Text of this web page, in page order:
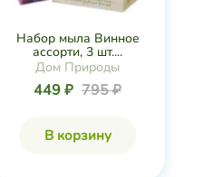
Набор мыла Винное
ассорти, 3 шт....
Дом Природы
449 ₽ 795 ₽
В корзину